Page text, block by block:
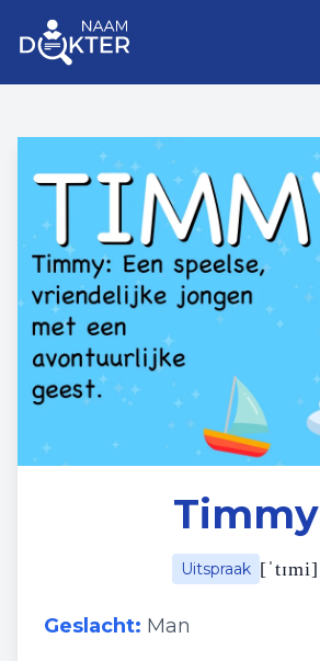
Timmy
Uitspraak [ˈtɪmi]
Geslacht: Man